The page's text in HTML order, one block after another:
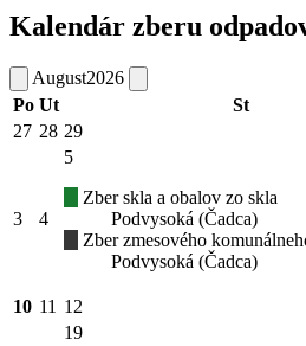
Kalendár zberu
August2026
Po Ut St
27 28 29
3 4
5
Zber skla a obalov zo skla
Podvysoká (Čadca)
Zber zmesového
Podvysoká (Čadca)
10 11 12
19